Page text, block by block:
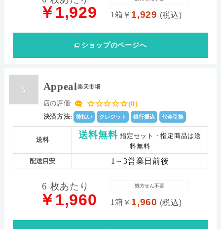
￥1,929 1箱 ￥ 1,929 (税込)
ショップのページへ
5 Appeal楽天市場
店の評価: ☆☆☆☆☆(0)
決済方法: 後払い クレジット 銀行振込 代金引換
送料 送料無料 指定セット・指定商品は送
料無料
配送目安 1～3営業日前後
6 枚あたり
￥1,960 1箱 ￥ 1,960 (税込)
処方せん不要